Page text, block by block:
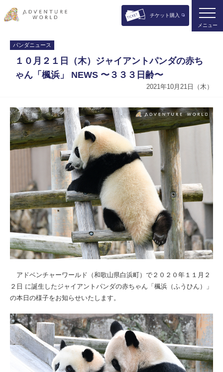
チケット購入
メニュー
パンダニュース
１０月２１日（木）ジャイアントパンダの赤ち
ゃん「楓浜」 NEWS 〜３３３日齢〜
2021年10月21日（木）
アドベンチャーワールド（和歌山県白浜町）で２０２０年１１月２
２日 に誕生したジャイアントパンダの赤ちゃん「楓浜（ふうひん）」
の本日の様子をお知らせいたします。